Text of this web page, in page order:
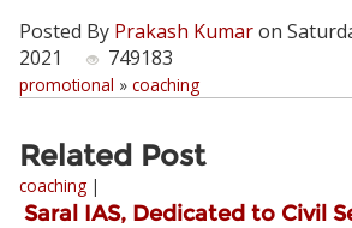
Posted By Prakash Kumaron
2021
749183
promotional » coaching
Related Post
coaching |
Saral IAS, Dedicated to Civil